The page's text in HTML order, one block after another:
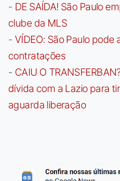
- DE SAÍDA! São Paulo
clube da MLS
- VÍDEO: São Paulo pode
contratações
- CAIU O
dívida com a Lazio para
aguarda liberação